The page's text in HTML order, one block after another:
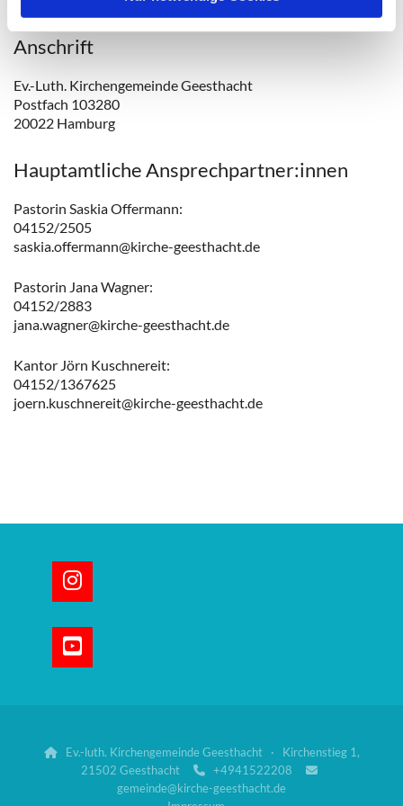
Anschrift
Ev.-Luth. Kirchengemeinde Geesthacht
Postfach 103280
20022 Hamburg
Hauptamtliche Ansprechpartner:innen
Pastorin Saskia Offermann:
04152/2505
saskia.offermann@kirche-geesthacht.de
Pastorin Jana Wagner:
04152/2883
jana.wagner@kirche-geesthacht.de
Kantor Jörn Kuschnereit:
04152/1367625
joern.kuschnereit@kirche-geesthacht.de
Ev.-luth. Kirchengemeinde Geesthacht · Kirchenstieg 1,
21502 Geesthacht
+4941522208 
gemeinde@kirche-geesthacht.de